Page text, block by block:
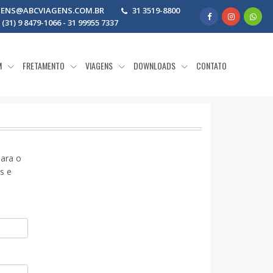
31 3519-8800
9 8479-1066 - 31 99955 7337
FRETAMENTO VIAGENS DOWNLOADS CONTATO
o
e